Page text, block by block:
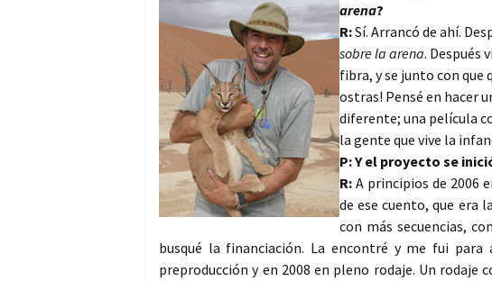
arena?
R:Sí. Arrancó de ahí.
sobre la arena. Después
fibra, y se junto con que
ostras! Pensé en hacer
diferente; una película
la gente que vive la
P: Y el proyecto se
R: A principios de 2006
de ese cuento, que era
con más secuencias,
busqué la financiación. La encontré y me fui
preproducción y en 2008 en pleno rodaje. Un